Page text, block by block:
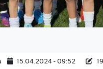
15.04.2024 - 09:52